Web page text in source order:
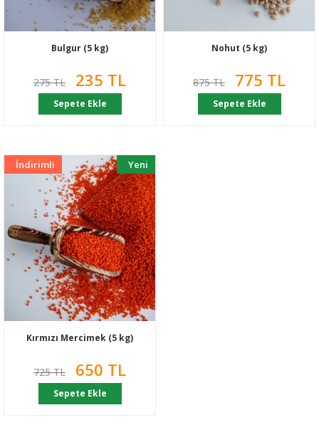
Bulgur (5 kg)
275 TL 235 TL
Sepete Ekle
Nohut (5 kg)
875 TL 775 TL
Sepete Ekle
İndirimli Yeni
Kırmızı Mercimek (5 kg)
725 TL 650 TL
Sepete Ekle